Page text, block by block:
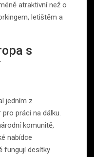
atraktivní než o
letištěm a
s
jedním z
práci na dálku.
komunitě,
nabídce
fungují desítky